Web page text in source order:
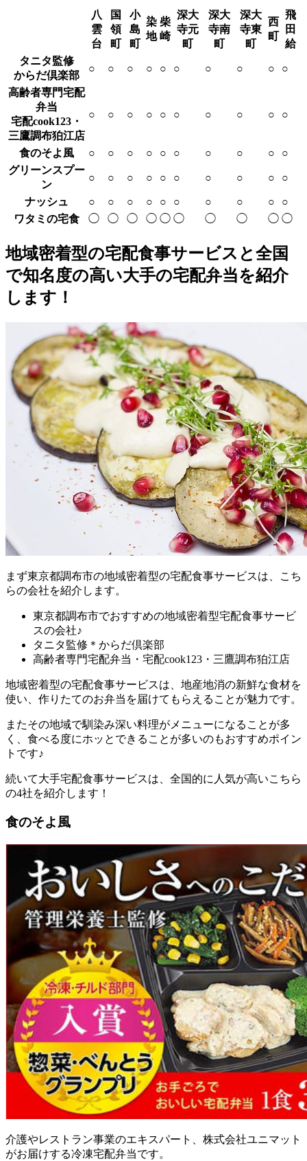
八
雲
台
国
領
町
小
島
町
染
地
柴
崎
深大
寺元
町
深大
寺南
町
深大
寺東
町
西
町
飛
田
給
タニタ監修
からだ倶楽部
○ ○ ○ ○ ○ ○ ○ ○ ○ ○
高齢者専門宅配
弁当
宅配cook123・
三鷹調布狛江店
○ ○ ○ ○ ○ ○ ○ ○ ○ ○
食のそよ風 ○ ○ ○ ○ ○ ○ ○ ○ ○
○
グリーンスプー
ン
○ ○ ○ ○ ○ ○ ○ ○ ○ ○
ナッシュ ○ ○ ○ ○ ○ ○ ○ ○ ○
○
ワタミの宅食
◯ ◯ ◯ ◯ ◯ ◯ ◯ ◯ ◯ ◯
地域密着型の宅配食事サービスと全国
で知名度の高い大手の宅配弁当を紹介
します！
まず東京都調布市の地域密着型の宅配食事サービスは、こち
らの会社を紹介します。
東京都調布市でおすすめの地域密着型宅配食事サービ
スの会社♪
タニタ監修＊からだ倶楽部
高齢者専門宅配弁当・宅配cook123・三鷹調布狛江店
地域密着型の宅配食事サービスは、地産地消の新鮮な食材を
使い、作りたてのお弁当を届けてもらえることが魅力です。
またその地域で馴染み深い料理がメニューになることが多
く、食べる度にホッとできることが多いのもおすすめポイン
トです♪
続いて大手宅配食事サービスは、全国的に人気が高いこちら
の4社を紹介します！
食のそよ風
介護やレストラン事業のエキスパート、株式会社ユニマット
がお届けする冷凍宅配弁当です。